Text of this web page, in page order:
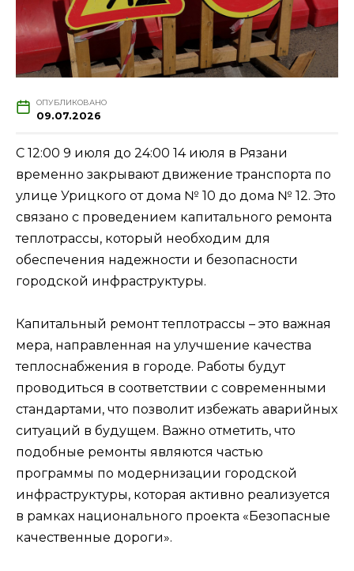
ОПУБЛИКОВАНО
09.07.2026
С 12:00 9 июля до 24:00 14 июля в Рязани
временно закрывают движение транспорта по
улице Урицкого от дома № 10 до дома № 12. Это
связано с проведением капитального ремонта
теплотрассы, который необходим для
обеспечения надежности и безопасности
городской инфраструктуры.
Капитальный ремонт теплотрассы – это важная
мера, направленная на улучшение качества
теплоснабжения в городе. Работы будут
проводиться в соответствии с современными
стандартами, что позволит избежать аварийных
ситуаций в будущем. Важно отметить, что
подобные ремонты являются частью
программы по модернизации городской
инфраструктуры, которая активно реализуется
в рамках национального проекта «Безопасные
качественные дороги».